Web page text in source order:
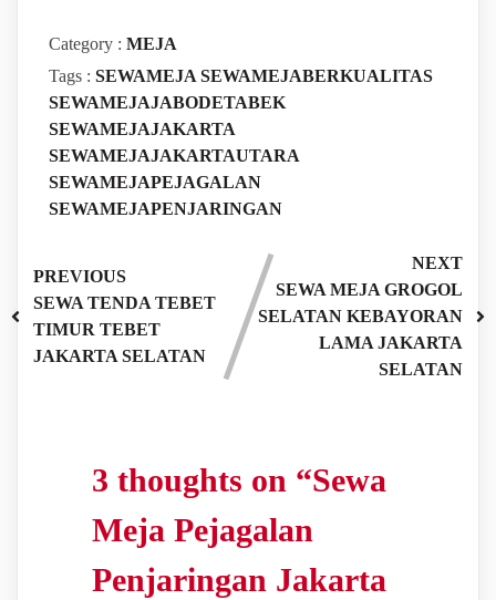
Category : MEJA
Tags : SEWAMEJA SEWAMEJABERKUALITAS
SEWAMEJAJABODETABEK
SEWAMEJAJAKARTA
SEWAMEJAJAKARTAUTARA
SEWAMEJAPEJAGALAN
SEWAMEJAPENJARINGAN
PREVIOUS
SEWA TENDA TEBET
TIMUR TEBET
JAKARTA SELATAN
NEXT
SEWA MEJA GROGOL
SELATAN KEBAYORAN
LAMA JAKARTA
SELATAN
3 thoughts on “Sewa
Meja Pejagalan
Penjaringan Jakarta